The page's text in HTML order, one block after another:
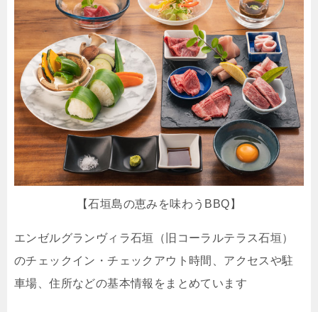
【石垣島の恵みを味わうBBQ】
エンゼルグランヴィラ石垣（旧コーラルテラス石垣）
のチェックイン・チェックアウト時間、アクセスや駐
車場、住所などの基本情報をまとめています